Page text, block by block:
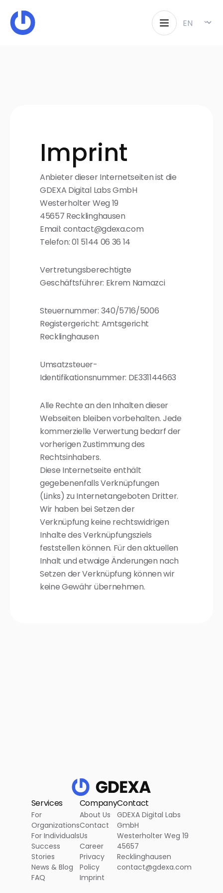
⌄
Imprint
Anbieter dieser Internetseiten ist die
GDEXA Digital Labs GmbH
Westerholter Weg 19
45657 Recklinghausen
Email: contact@gdexa.com
Telefon: 01 5144 06 36 14
Vertretungsberechtigte
Geschäftsführer: Ekrem Namazci
Steuernummer: 340/5716/5006
Registergericht: Amtsgericht
Recklinghausen
Umsatzsteuer-
Identifikationsnummer: DE331144663
Alle Rechte an den Inhalten dieser
Webseiten bleiben vorbehalten. Jede
kommerzielle Verwertung bedarf der
vorherigen Zustimmung des
Rechtsinhabers.
Diese Internetseite enthält
gegebenenfalls Verknüpfungen
(Links) zu Internetangeboten Dritter.
Wir haben bei Setzen der
Verknüpfung keine rechtswidrigen
Inhalte des Verknüpfungsziels
feststellen können. Für den aktuellen
Inhalt und etwaige Änderungen nach
Setzen der Verknüpfung können wir
keine Gewähr übernehmen.
Services
For
Organizations
For Individuals
Success
Stories
News & Blog
FAQ
Company
About Us
Contact
Us
Career
Privacy
Policy
Imprint
Contact
GDEXA Digital Labs
GmbH
Westerholter Weg 19
45657
Recklinghausen
contact@gdexa.com